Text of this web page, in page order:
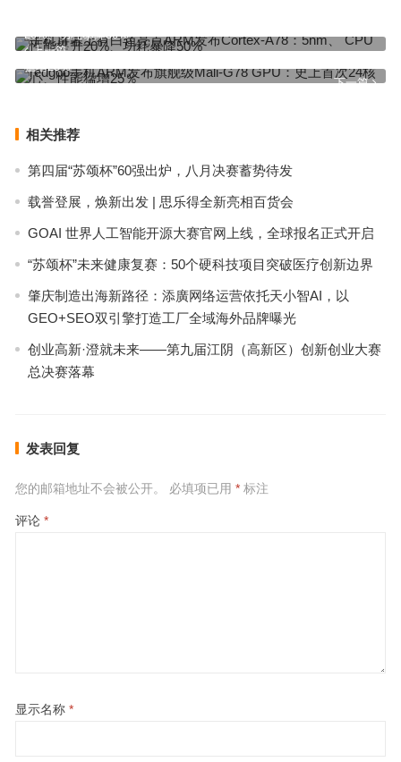
上一篇
20%、功耗暴降50%
下一篇
redgoo手机ARM发布旗舰级Mali-G78 GPU：史上首次24核心、性能
猛增25％
相关推荐
第四届“苏颂杯”60强出炉，八月决赛蓄势待发
载誉登展，焕新出发 | 思乐得全新亮相百货会
GOAI 世界人工智能开源大赛官网上线，全球报名正式开启
“苏颂杯”未来健康复赛：50个硬科技项目突破医疗创新边界
肇庆制造出海新路径：添廣网络运营依托天小智AI，以
GEO+SEO双引擎打造工厂全域海外品牌曝光
创业高新·澄就未来——第九届江阴（高新区）创新创业大赛
总决赛落幕
发表回复
您的邮箱地址不会被公开。 必填项已用 *标注
评论 *
显示名称 *